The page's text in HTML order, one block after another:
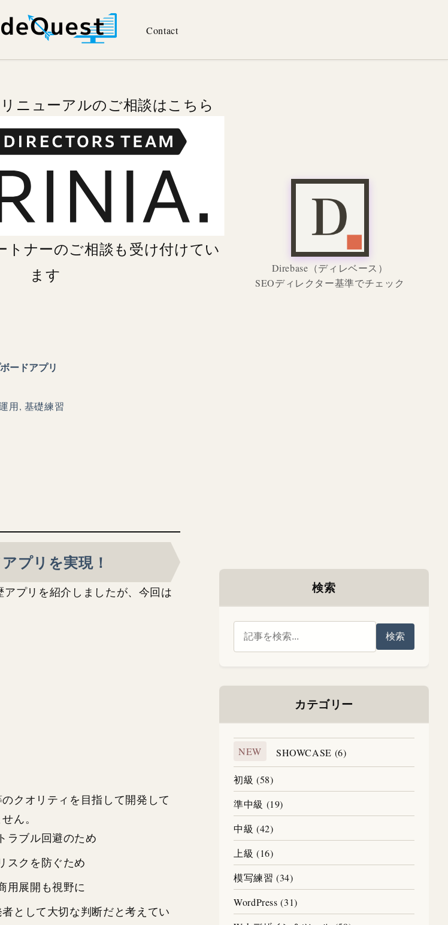
Contact
ニューアルのご相談はこちら
トナーのご相談も受け付けてい
ます
Direbase （ディレベース）
SEOディレクター基準でチェック
ードアプリ
用, 基礎練習
プリを実現！
プリを紹介しましたが、今回は
クオリティを目指して開発して
ん。
ラブル回避のため
スクを防ぐため
用展開も視野に
として大切な判断だと考えてい
検索
検索
カテゴリー
NEW SHOWCASE (6)
初級 (58)
準中級 (19)
中級 (42)
上級 (16)
模写練習 (34)
WordPress (31)